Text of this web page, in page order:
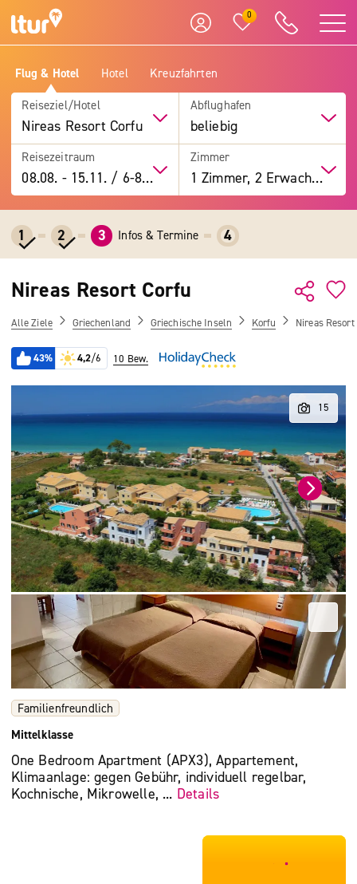
0
Flug & Hotel Hotel Kreuzfahrten
Reiseziel/Hotel
Nireas Resort Corfu
Abflughafen
beliebig
Reisezeitraum
08.08. -15.11. / 6-8 Tage
Zimmer
1 Zimmer, 2 Erwachsene
1 2 3 Infos & Termine 4
Nireas Resort Corfu
Alle Ziele Griechenland Griechische Inseln Korfu Nireas
43% 4,2/6 10 Bew.
Familienfreundlich
Mittelklasse
One Bedroom Apartment (APX3), Appartement,
Klimaanlage: gegen Gebühr, individuell regelbar,
Kochnische, Mikrowelle, ... Details
***************